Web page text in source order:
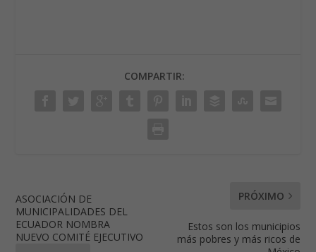
COMPARTIR:
ASOCIACIÓN DE
MUNICIPALIDADES DEL
ECUADOR NOMBRA
NUEVO COMITÉ EJECUTIVO
PRÓXIMO
Estos son los municipios
más pobres y más ricos de